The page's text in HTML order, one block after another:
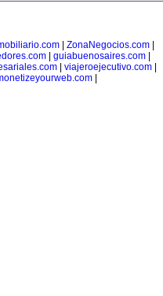
ZonaNegocios.com
guiabuenosaires.com
viajeroejecutivo.com
|